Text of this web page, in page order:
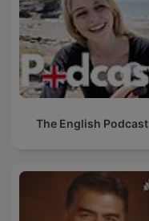
The English Podcast